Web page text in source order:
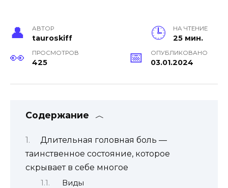
АВТОР
tauroskiff
НА ЧТЕНИЕ
25 мин.
ПРОСМОТРОВ
425
ОПУБЛИКОВАНО
03.01.2024
Содержание
Длительная головная боль —
таинственное состояние, которое
скрывает в себе многое
Виды